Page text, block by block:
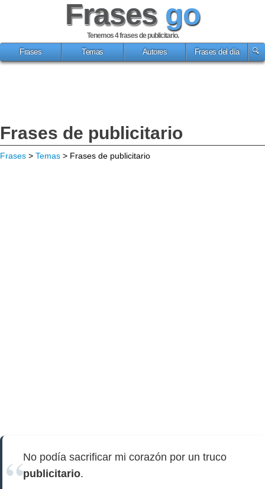
Frases go
Tenemos 4frases de publicitario.
Frases
Temas Autores Frases del día
Frases de publicitario
Frases > Temas > Frases de publicitario
No podía sacrificar mi corazón por un truco
publicitario.